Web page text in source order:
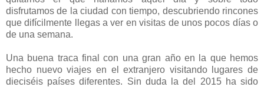
disfrutamos de la ciudad con tiempo, descubriendo rincones
que difícilmente llegas a ver en visitas de unos pocos días o
de una semana.
Una buena traca final con una gran año en la que hemos
hecho nuevo viajes en el extranjero visitando lugares de
dieciséis países diferentes. Sin duda la del 2015 ha sido